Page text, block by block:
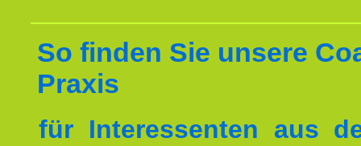
So finden Sie unsere
Praxis
für Interessenten aus